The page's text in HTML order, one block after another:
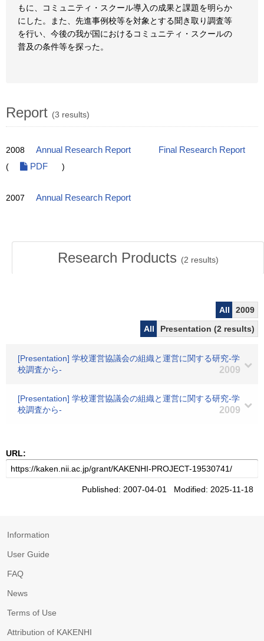
もに、コミュニティ・スクール導入の成果と課題を明らか
にした。また、先進事例校等を対象とする聞き取り調査等
を行い、今後の我が国におけるコミュニティ・スクールの
普及の条件等を探った。
Report (3 results)
2008 Annual Research Report
Final Research Report
(
PDF )
2007 Annual Research Report
Research Products (2 results)
All
2009
All
Presentation (2 results)
[Presentation] 学校運営協議会の組織と運営に関する研究-学
校調査から-
2009
[Presentation] 学校運営協議会の組織と運営に関する研究-学
校調査から-
2009
URL:
Published: 2007-04-01 Modified: 2025-11-18
Information
User Guide
FAQ
News
Terms of Use
Attribution of KAKENHI